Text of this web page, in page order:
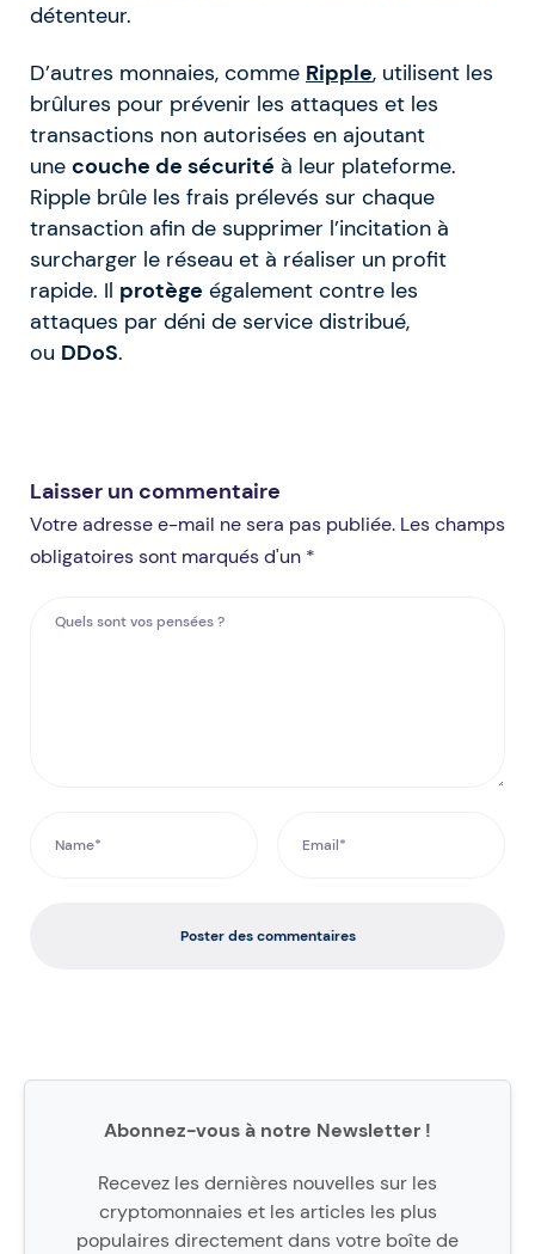
détenteur.
D’autres monnaies, comme Ripple, utilisent les
brûlures pour prévenir les attaques et les
transactions non autorisées en ajoutant
une couche de sécurité à leur plateforme.
Ripple brûle les frais prélevés sur chaque
transaction afin de supprimer l’incitation à
surcharger le réseau et à réaliser un profit
rapide. Il protège également contre les
attaques par déni de service distribué,
ou DDoS.
Laisser un commentaire
Votre adresse e-mail ne sera pas publiée. Les champs
obligatoires sont marqués d'un *
Poster des commentaires
Abonnez-vous à notre Newsletter !
Recevez les dernières nouvelles sur les
cryptomonnaies et les articles les plus
populaires directement dans votre boîte de